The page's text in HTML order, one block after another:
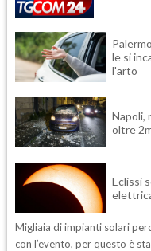
le si
l'arto
Napoli,
oltre
Eclissi
Migliaia di impianti solari
con l’evento, per questo è